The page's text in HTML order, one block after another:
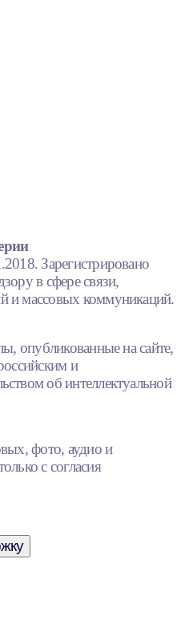
Зарегистрировано
в сфере связи,
и массовых коммуникаций.
опубликованные на сайте,
и
об интеллектуальной
фото, аудио и
с согласия